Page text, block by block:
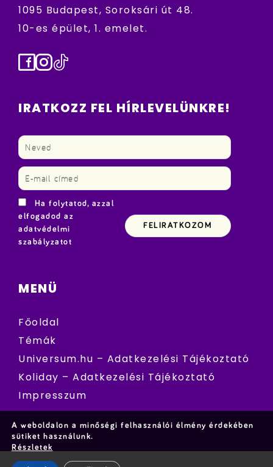
1095 Budapest, Soroksári út 48.
10-es épület, 1. emelet.
Facebook
Instagram
TikTok
IRATKOZZ FEL HÍRLEVELÜNKRE!
Ha folytatod, azzal
elfogadod az
adatvédelmi
szabályzatot
MENÜ
Főoldal
Témák
Universum.hu – Adatkezelési Tájékoztató
Koliday – Adatkezelési Tájékoztató
Impresszum
A weboldalon a minőségi felhasználói élmény érdekében
sütiket használunk.
Részletek